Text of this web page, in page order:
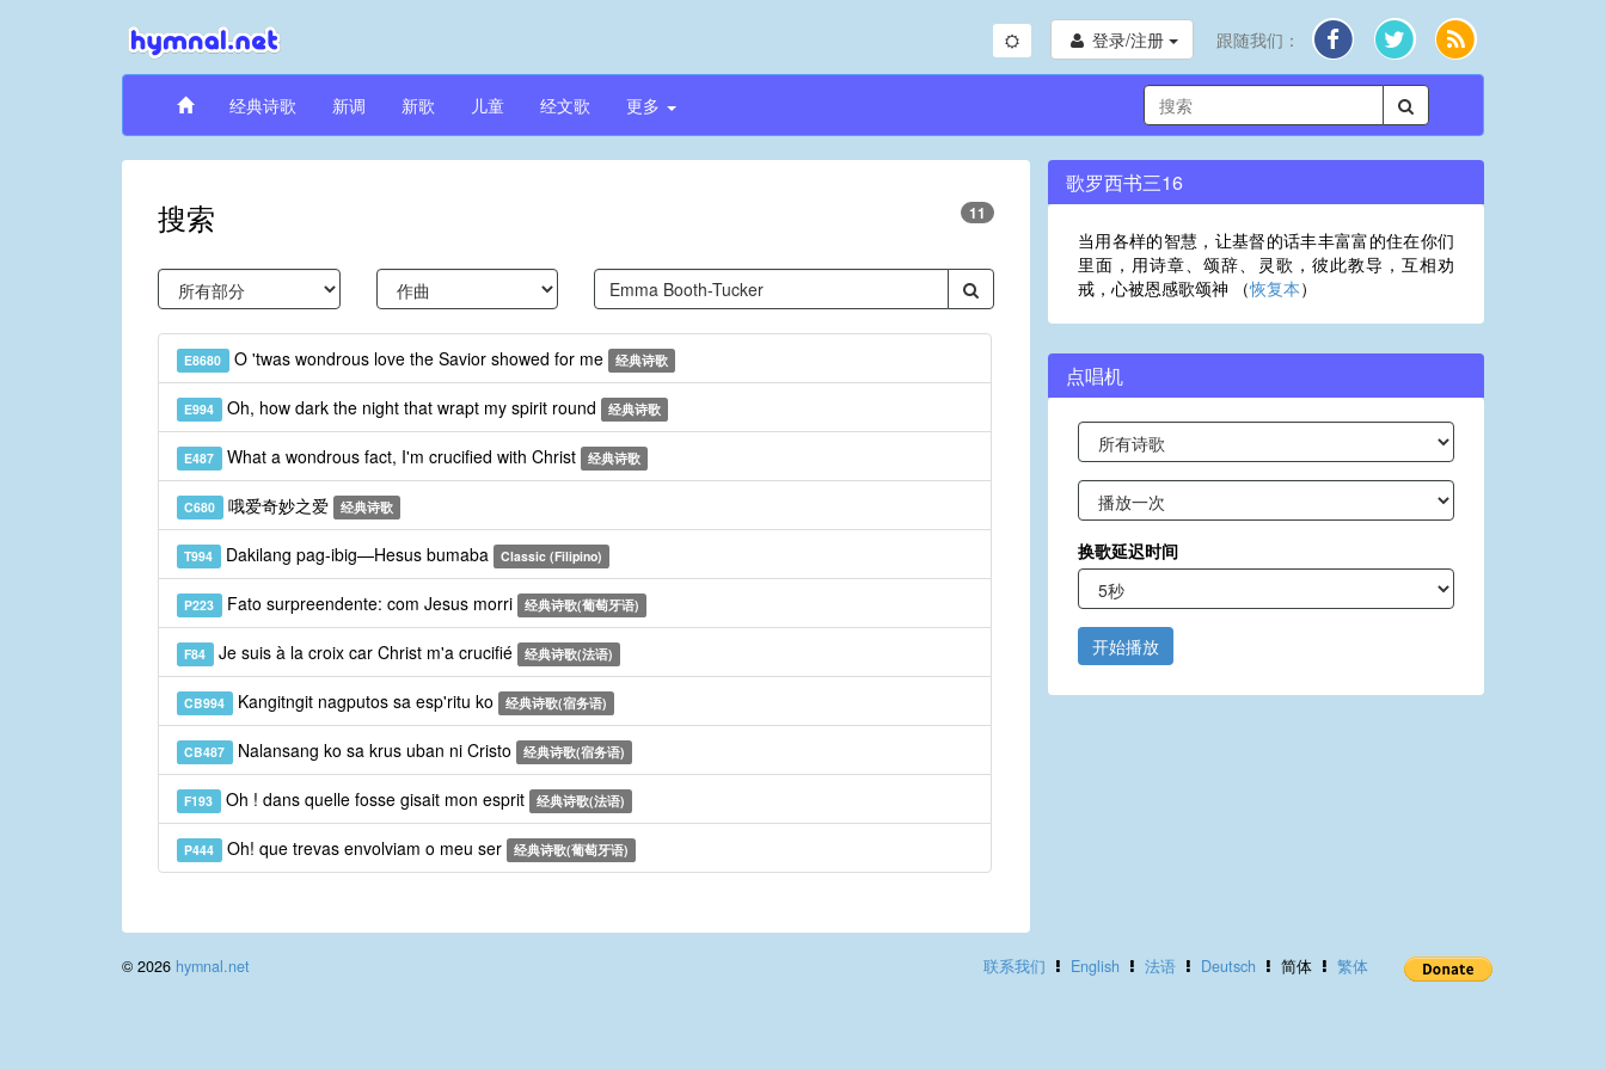
登录/注册 跟随我们：
经典诗歌 新调 新歌 儿童 经文歌 更多
搜索 11
E8680 O 'twas wondrous love the Savior showed for me 经典诗歌
E994 Oh, how dark the night that wrapt my spirit round 经典诗歌
E487 What a wondrous fact, I'm crucified with Christ 经典诗歌
C680 哦爱奇妙之爱 经典诗歌
T994 Dakilang pag-ibig—Hesus bumaba Classic (Filipino)
P223 Fato surpreendente: com Jesus morri 经典诗歌(葡萄牙语)
F84 Je suis à la croix car Christ m'a crucifié 经典诗歌(法语)
CB994 Kangitngit nagputos sa esp'ritu ko 经典诗歌(宿务语)
CB487 Nalansang ko sa krus uban ni Cristo 经典诗歌(宿务语)
F193 Oh ! dans quelle fosse gisait mon esprit 经典诗歌(法语)
P444 Oh! que trevas envolviam o meu ser 经典诗歌(葡萄牙语)
歌罗西书三16
当用各样的智慧，让基督的话丰丰富富的住在你们
里面，用诗章、颂辞、灵歌，彼此教导，互相劝
戒，心被恩感歌颂神 （恢复本）
点唱机
换歌延迟时间
开始播放
联系我们 English 法语 Deutsch 简体 繁体
© 2026 hymnal.net